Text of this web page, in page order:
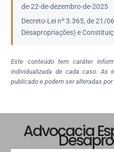
de-22-de-dezembro-de-2025
Decreto-Lei nº 3.365, de 21/
Desapropriações) e
Este conteúdo tem caráter
individualizada de cada caso. As
publicado e podem ser alteradas
Advocacia